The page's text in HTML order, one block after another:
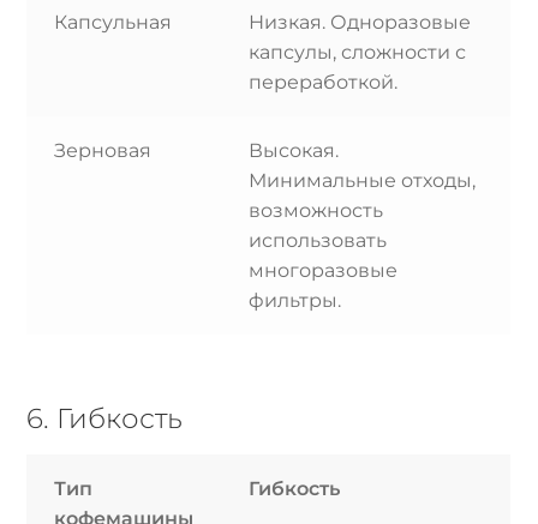
Капсульная
Низкая. Одноразовые
капсулы, сложности с
переработкой.
Зерновая
Высокая.
Минимальные отходы,
возможность
использовать
многоразовые
фильтры.
6. Гибкость
Тип
кофемашины
Гибкость